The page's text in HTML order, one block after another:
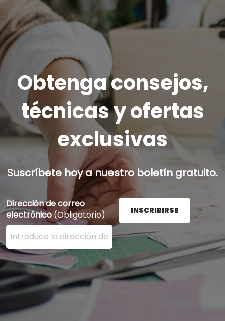
Obtenga consejos,
técnicas y ofertas
exclusivas
Suscríbete hoy a nuestro boletín gratuito.
Dirección de correo
electrónico (Obligatorio)
Ingrese su dirección de correo electrónico aquí y
INSCRIBIRSE